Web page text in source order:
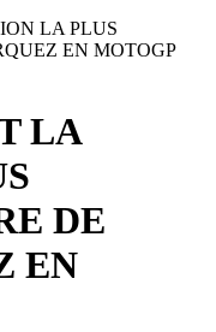
LA PLUS
EN MOTOGP
LA
DE
EN